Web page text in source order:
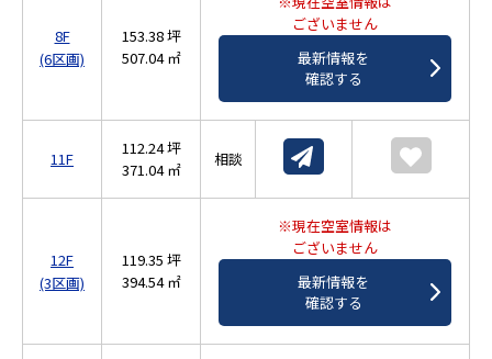
8F
(6区画)
153.38 坪
507.04 ㎡
ございません
最新情報を
確認する
11F
112.24 坪
371.04 ㎡
相談
12F
(3区画)
119.35 坪
394.54 ㎡
※現在空室情報は
ございません
最新情報を
確認する